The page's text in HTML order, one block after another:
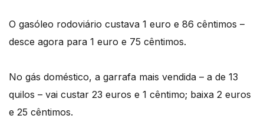
O gasóleo rodoviário custava 1 euro e 86 cêntimos –
desce agora para 1 euro e 75 cêntimos.
No gás doméstico, a garrafa mais vendida – a de 13
quilos – vai custar 23 euros e 1 cêntimo; baixa 2 euros
e 25 cêntimos.